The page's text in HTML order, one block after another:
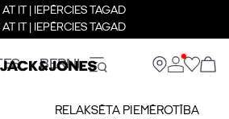
AT IT | IEPĒRCIES TAGAD
AT IT | IEPĒRCIES TAGAD
BERNI
RELAKSĒTA PIEMĒROTĪBA